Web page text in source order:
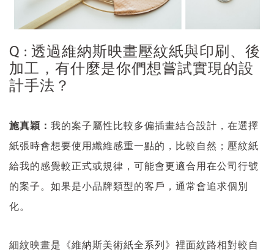
Q : 透過維納斯映畫壓紋紙與印刷、後
加工，有什麼是你們想嘗試實現的設
計手法？
施真穎： 我的案子屬性比較多偏插畫結合設計，在選擇
紙張時會想要使用纖維感重一點的，比較自然；壓紋紙
給我的感覺較正式或規律，可能會更適合用在公司行號
的案子。如果是小品牌類型的客戶，通常會追求個別
化。
細紋映畫是《維納斯美術紙全系列》裡面紋路相對較自